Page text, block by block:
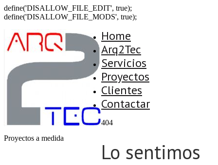
define('DISALLOW_FILE_EDIT', true);
define('DISALLOW_FILE_MODS', true);
Proyectos a medida
Home
Arq2Tec
Servicios
Proyectos
Clientes
Contactar
404
Lo sentimos